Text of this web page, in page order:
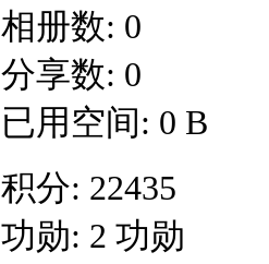
相册数: 0
分享数: 0
已用空间: 0 B
积分: 22435
功勋: 2 功勋